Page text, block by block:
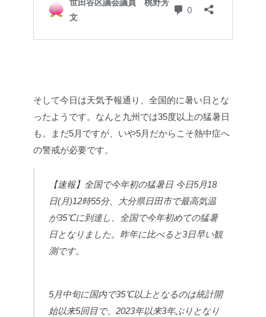
そして今日は天気予報通り、全国的に暑い日とな
ったようです。なんと九州では35度以上の猛暑日
も。まだ5月ですが、いや5月だからこそ熱中症へ
の警戒が必要です。
【速報】全国で今年初の猛暑日 今日5月18
日(月)12時55分、大分県日田市で最高気温
が35℃に到達し、全国で今年初めての猛暑
日となりました。昨年に比べると3日早い観
測です。
5月中旬に国内で35℃以上となるのは統計開
始以来5回目で、2023年以来3年ぶりとなり